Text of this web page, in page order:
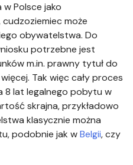
Polsce jako
może
obywatelstwa. Do
potrzebne jest
m.in. prawny tytuł do
Tak więc cały proces
8 lat legalnego pobytu w
skrajna, przykładowo
klasycznie można
podobnie jak wBelgii, czy